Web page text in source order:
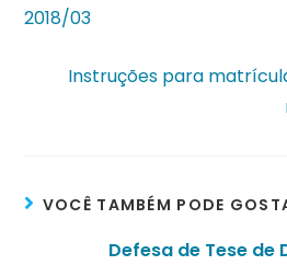
2018/03
Instruções para
VOCÊ TAMBÉM PODE
Defesa de Tese de